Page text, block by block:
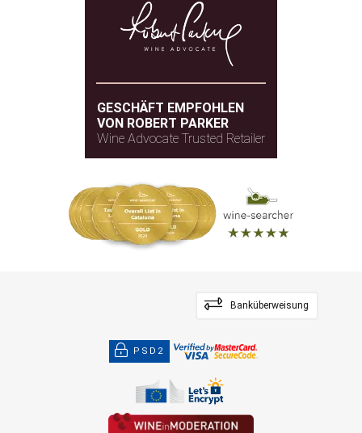
GESCHÄFT EMPFOHLEN
VON ROBERT PARKER
Wine Advocate Trusted Retailer
Banküberweisung
PSD2